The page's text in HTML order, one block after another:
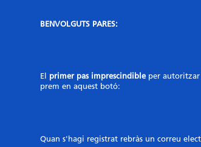
BENVOLGUTS PARES:
El primer pas imprescindibleper autoritzar
prem en aquest botó:
Quan s'hagi registrat rebràs un correu